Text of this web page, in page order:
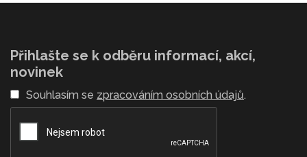
Přihlašte se k odběru informací, akcí,
novinek
Souhlasím se zpracováním osobních údajů.